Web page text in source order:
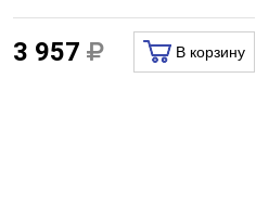
3 957 В корзину